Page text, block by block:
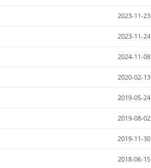
2023-11-23
2023-11-24
2024-11-08
2020-02-13
2019-05-24
2019-08-02
2019-11-30
2018-06-15